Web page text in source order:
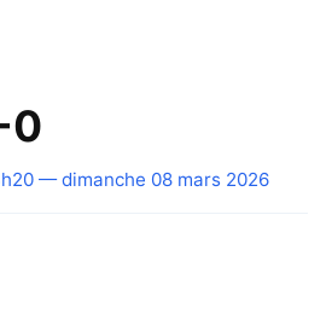
0
— dimanche 08 mars 2026